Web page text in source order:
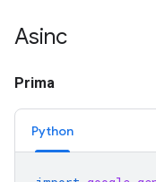
Asinc
Prima
Python